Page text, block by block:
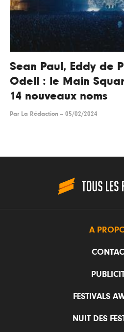
Sean Paul, Eddy de
Odell : le Main
14 nouveaux noms
Par La Rédaction -- 05/02/2024
A
FESTIVALS
NUIT DES